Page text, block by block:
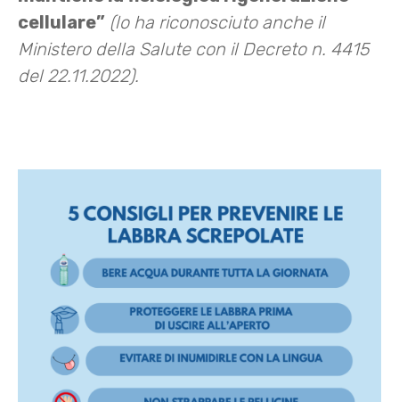
cellulare” (lo ha riconosciuto anche il
Ministero della Salute con il Decreto n. 4415
del 22.11.2022).